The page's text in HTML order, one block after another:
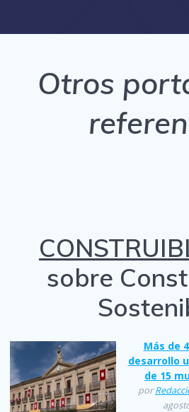
Otros
sobre
Más de
desarrollo
de 15
por